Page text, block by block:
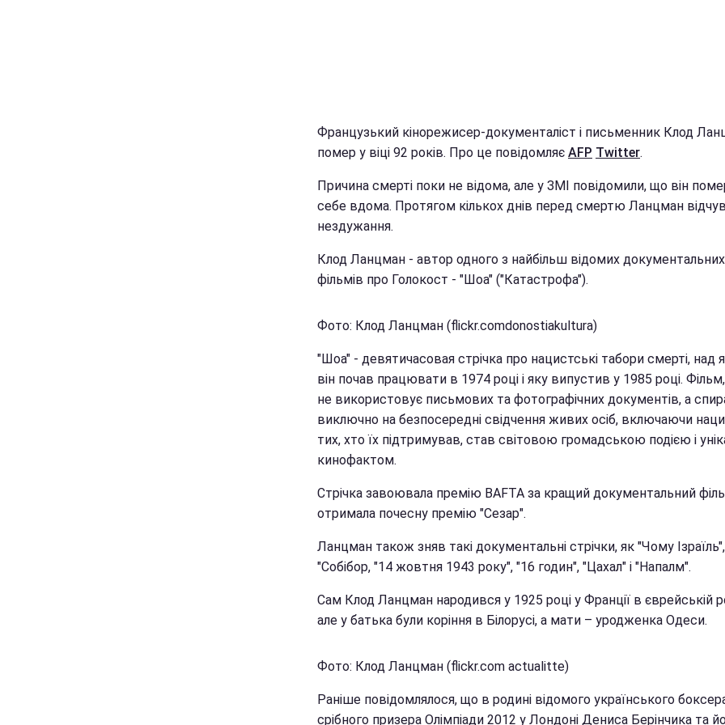
Французький кінорежисер-документаліст і письменник Клод
помер у віці 92 років. Про це повідомляє AFP Twitter.
Причина смерті поки не відома, але у ЗМІ повідомили, що він
себе вдома. Протягом кількох днів перед смертю Ланцман
нездужання.
Клод Ланцман - автор одного з найбільш відомих документальних
фільмів про Голокост - "Шоа" ("Катастрофа").
Фото: Клод Ланцман (flickr.comdonostiakultura)
"Шоа" - девятичасовая стрічка про нацистські табори смерті, над
він почав працювати в 1974 році і яку випустив у 1985 році.
не використовує письмових та фотографічних документів, а
виключно на безпосередні свідчення живих осіб, включаючи
тих, хто їх підтримував, став світовою громадською подією і
кинофактом.
Стрічка завоювала премію BAFTA за кращий документальний
отримала почесну премію "Сезар".
Ланцман також зняв такі документальні стрічки, як "Чому Ізраїль",
"Собібор, "14 жовтня 1943 року", "16 годин", "Цахал" і "Напалм".
Сам Клод Ланцман народився у 1925 році у Франції в єврейській
але у батька були коріння в Білорусі, а мати – уродженка Одеси.
Фото: Клод Ланцман (flickr.com actualitte)
Раніше повідомлялося, що в родині відомого українського
срібного призера Олімпіади 2012 у Лондоні Дениса Берінчика та